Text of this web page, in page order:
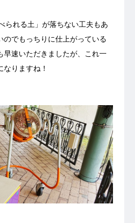
られる土」が落ちない工夫もあ
のでもっちりに仕上がっている
早速いただきましたが、これ一
りますね！